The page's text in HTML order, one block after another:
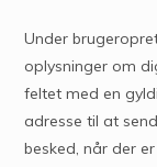
Under
oplysninger om
feltet med en
adresse til at
besked, når der